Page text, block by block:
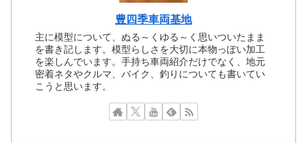
豊四季車両基地
主に模型について、ぬる～くゆる～く思いついたまま
を書き記します。模型らしさを大切に本物っぽい加工
を楽しんでいます。手持ち車両紹介だけでなく、地元
密着ネタやクルマ、バイク、釣りについても書いてい
こうと思います。